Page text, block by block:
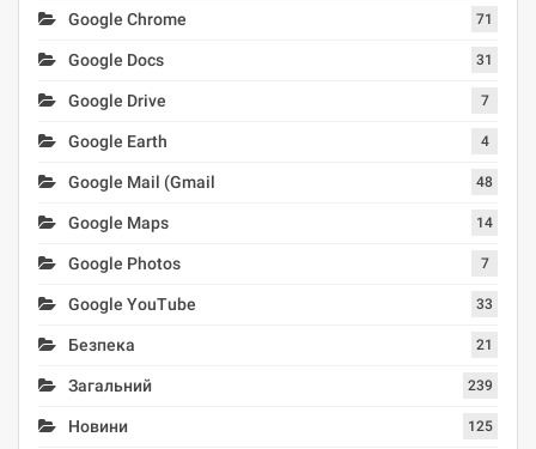
Google Chrome 71
Google Docs 31
Google Drive 7
Google Earth 4
Google Mail (Gmail 48
Google Maps 14
Google Photos 7
Google YouTube 33
Безпека 21
Загальний 239
Новини 125